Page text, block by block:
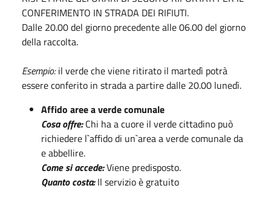
CONFERIMENTO IN STRADA DEI RIFIUTI.
Dalle 20.00 del giorno precedente alle 06.00 del giorno
della raccolta.
Esempio:il verde che viene ritirato il martedì potrà
essere conferito in strada a partire dalle 20.00 lunedì.
Affido aree a verde comunale
Cosa offre:Chi ha a cuore il verde cittadino può
richiedere l`affido di un`area a verde comunale da
e abbellire.
Come si accede:Viene predisposto.
Quanto costa:Il servizio è gratuito